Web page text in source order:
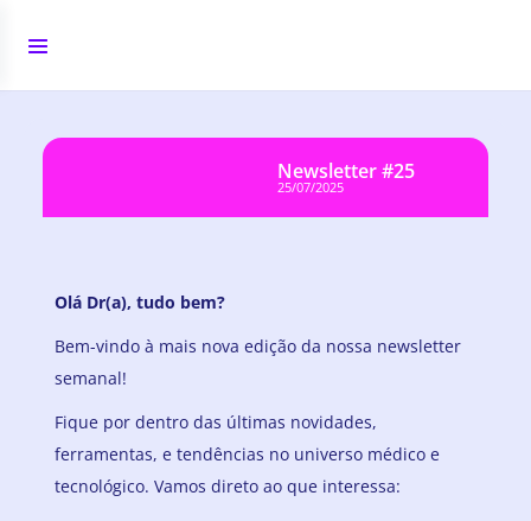
Newsletter #25
25/07/2025
Olá Dr(a), tudo bem?
Bem-vindo à mais nova edição da nossa newsletter
semanal!
Fique por dentro das últimas novidades,
ferramentas, e tendências no universo médico e
tecnológico. Vamos direto ao que interessa: